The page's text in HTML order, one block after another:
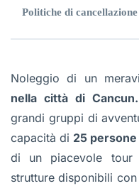
Politiche di cancellazione
Noleggio di un
nella città di Cancun.
grandi gruppi di
capacità di 25
di un piacevole tour
strutture disponibili